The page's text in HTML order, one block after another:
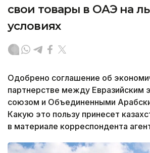
свои товары в ОАЭ на
условиях
Одобрено соглашение об
партнерстве между Евразийским
союзом и Объединенными
Какую это пользу принесет
в материале корреспондента